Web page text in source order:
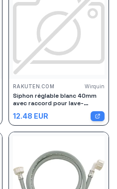
RAKUTEN.COM Wirquin
Siphon réglable blanc 40mm
avec raccord pour lave-
vaisselle ou machine à laver
Wirquin
12.48 EUR